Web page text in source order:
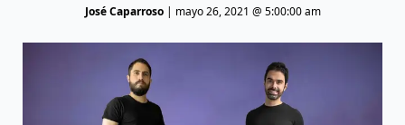
José Caparroso| mayo 26, 2021 @ 5:00:00 am